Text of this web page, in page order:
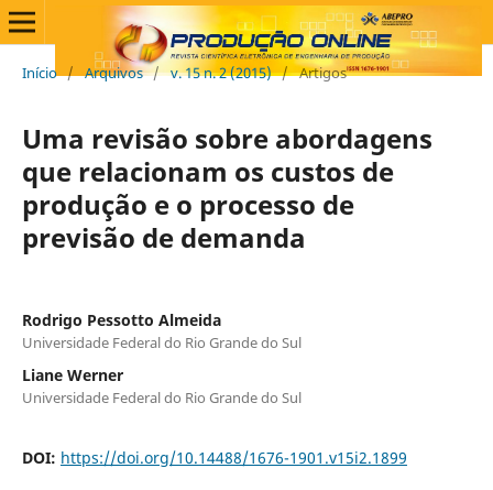
Início / Arquivos / v. 15 n. 2 (2015) / Artigos
Uma revisão sobre abordagens
que relacionam os custos de
produção e o processo de
previsão de demanda
Rodrigo Pessotto Almeida
Universidade Federal do Rio Grande do Sul
Liane Werner
Universidade Federal do Rio Grande do Sul
DOI: https://doi.org/10.14488/1676-1901.v15i2.1899